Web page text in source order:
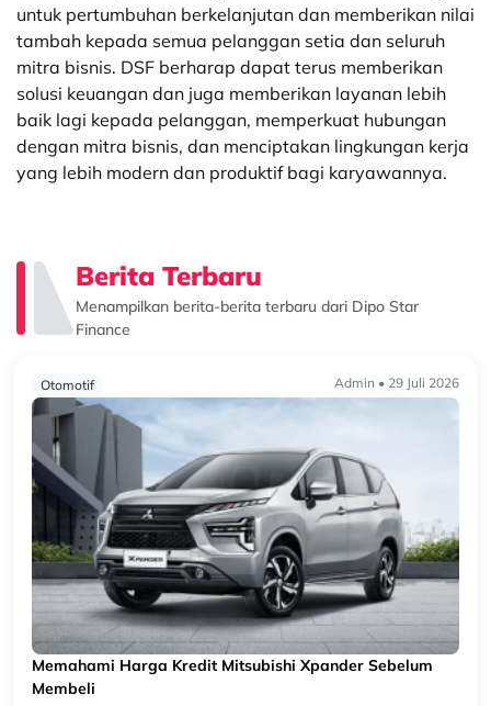
untuk pertumbuhan berkelanjutan dan memberikan nilai
tambah kepada semua pelanggan setia dan seluruh
mitra bisnis. DSF berharap dapat terus memberikan
solusi keuangan dan juga memberikan layanan lebih
baik lagi kepada pelanggan, memperkuat hubungan
dengan mitra bisnis, dan menciptakan lingkungan kerja
yang lebih modern dan produktif bagi karyawannya.
Berita Terbaru
Menampilkan berita-berita terbaru dari Dipo Star
Finance
Otomotif Admin • 29 Juli 2026
Memahami Harga Kredit Mitsubishi Xpander Sebelum
Membeli